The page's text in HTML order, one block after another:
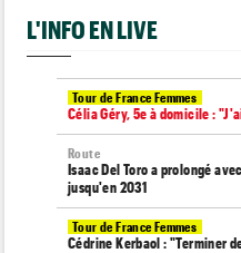
L'INFO EN LIVE
Tour de France Femmes
Célia Géry, 5e à domicile :
Route
Isaac Del Toro a prolongé
jusqu'en 2031
Tour de France Femmes
Cédrine Kerbaol : "Terminer